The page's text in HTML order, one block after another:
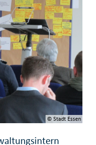
© Stadt Essen